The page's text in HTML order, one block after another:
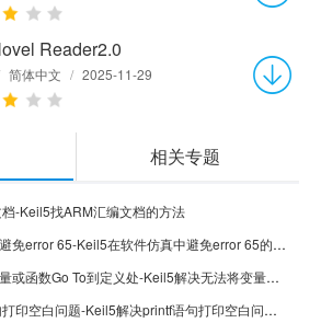
Reader2.0
简体中文 / 2025-11-29
相关专题
-Keil5找ARM汇编文档的方法
Keil5怎么在软件仿真中避免error 65-Keil5在软件仿真中避免error 65的方法
Keil5怎么解决无法将变量或函数Go To到定义处-Keil5解决无法将变量或函数Go To到定义处的方法
Keil5怎么解决printf语句打印空白问题-Keil5解决printf语句打印空白问题的方法